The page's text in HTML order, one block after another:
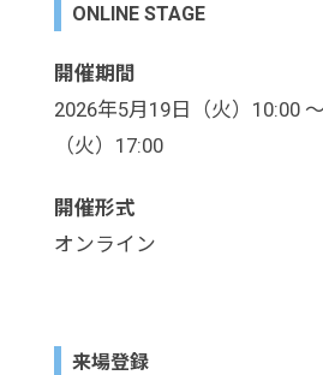
ONLINE STAGE
開催期間
2026年5月19日（火）10:00
（火）17:00
開催形式
オンライン
来場登録